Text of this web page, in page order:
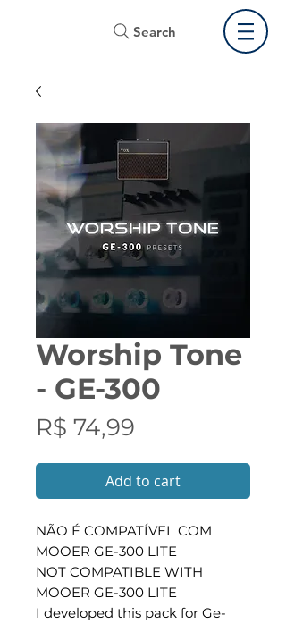
Search
Worship Tone
- GE-300
R$ 74,99
Add to cart
NÃO É COMPATÍVEL COM
MOOER GE-300 LITE
NOT COMPATIBLE WITH
MOOER GE-300 LITE
I developed this pack for Ge-